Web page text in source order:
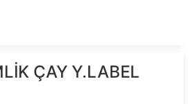
ÇAY Y.LABEL